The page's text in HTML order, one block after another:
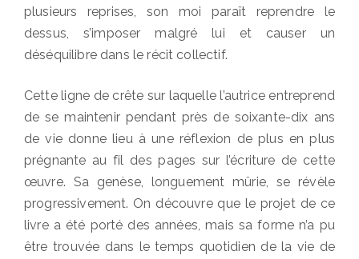
plusieurs reprises, son moi paraît reprendre le
dessus, s’imposer malgré lui et causer un
déséquilibre dans le récit collectif.
Cette ligne de crête sur laquelle l’autrice entreprend
de se maintenir pendant près de soixante-dix ans
de vie donne lieu à une réflexion de plus en plus
prégnante au fil des pages sur l’écriture de cette
œuvre. Sa genèse, longuement mûrie, se révèle
progressivement. On découvre que le projet de ce
livre a été porté des années, mais sa forme n’a pu
être trouvée dans le temps quotidien de la vie de